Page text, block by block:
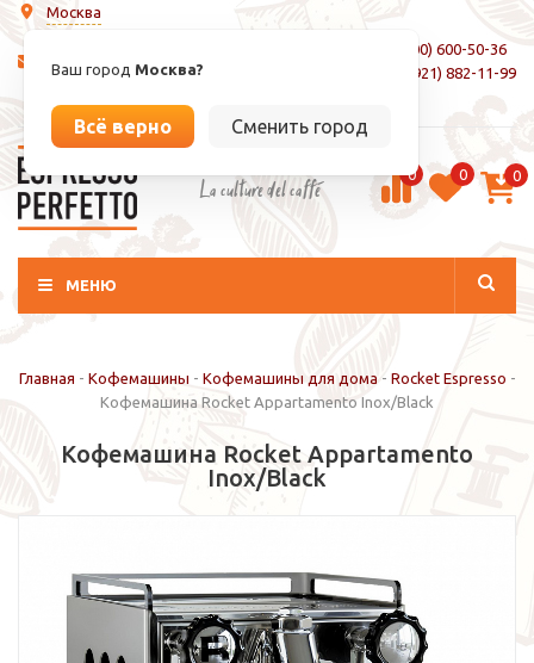
Москва
Ваш город Москва?
Всё верно Сменить город
info@espressoperfetto.ru
8 (800) 600-50-36
+7 (921) 882-11-99
La culture del caffé 0 0 0
МЕНЮ
Главная - Кофемашины - Кофемашины для дома - Rocket Espresso -
Кофемашина Rocket Appartamento Inox/Black
Кофемашина Rocket Appartamento
Inox/Black